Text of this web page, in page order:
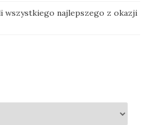
wszystkiego najlepszego z okazji